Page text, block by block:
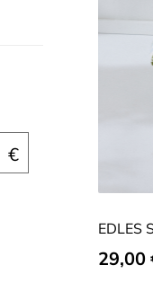
€
EDLES